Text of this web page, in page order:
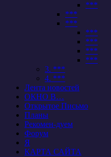
***
***
***
***
***
***
***
3. ***
4. ***
Лента новостей
ОКНО В…
Открытое Письмо
Планы
Рекомен-дуем
Форум
Я
КАРТА САЙТА